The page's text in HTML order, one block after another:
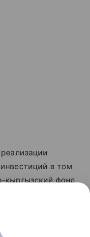
в том
кыргызский фонд
проектов во